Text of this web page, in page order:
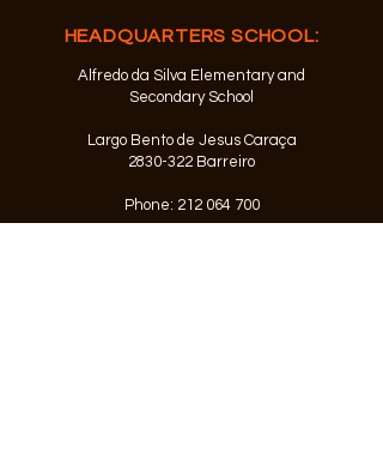
HEADQUARTERS SCHOOL:
Alfredo da Silva Elementary and
Secondary School
Largo Bento de Jesus Caraça
2830-322 Barreiro
Phone: 212 064 700